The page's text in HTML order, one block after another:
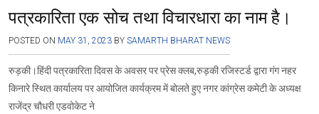
पत्रकारिता एक सोच तथा विचारधारा का नाम है।
POSTED ON MAY 31, 2023 BY SAMARTH BHARAT NEWS
रुड़की।हिंदी पत्रकारिता दिवस के अवसर पर प्रेस क्लब,रुड़की रजिस्टर्ड द्वारा गंग नहर
किनारे स्थित कार्यालय पर आयोजित कार्यक्रम में बोलते हुए नगर कांग्रेस कमेटी के अध्यक्ष
राजेंद्र चौधरी एडवोकेट ने